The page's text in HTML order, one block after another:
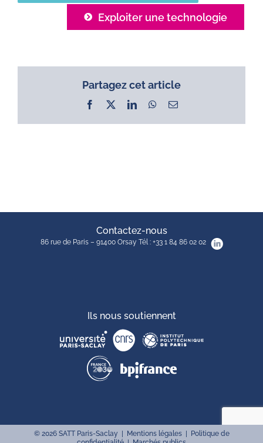
Exploiter une technologie
Partagez cet article
Facebook LinkedInWhatsApp
Email
Contactez-nous
86 rue de Paris – 91400 Orsay Tél : +33 1 84 86 02 02
Ils nous soutiennent
© 2026SATT Paris-Saclay | Mentions légales|
Politique de